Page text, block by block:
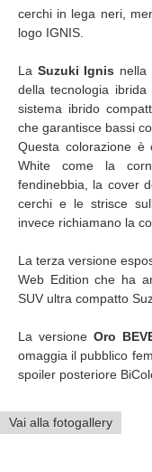
cerchi in lega neri,
logo IGNIS.
La Suzuki Ignis
della tecnologia
sistema ibrido
che garantisce bassi
Questa colorazione è
White come la
fendinebbia, la cover
cerchi e le strisce
invece richiamano la
La terza versione
Web Edition che ha
SUV ultra compatto
La versioneOro
omaggia il pubblico
spoiler posteriore
Vai alla fotogallery